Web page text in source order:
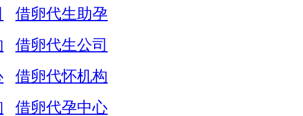
借卵代生助孕
借卵代生公司
借卵代怀机构
借卵代孕中心